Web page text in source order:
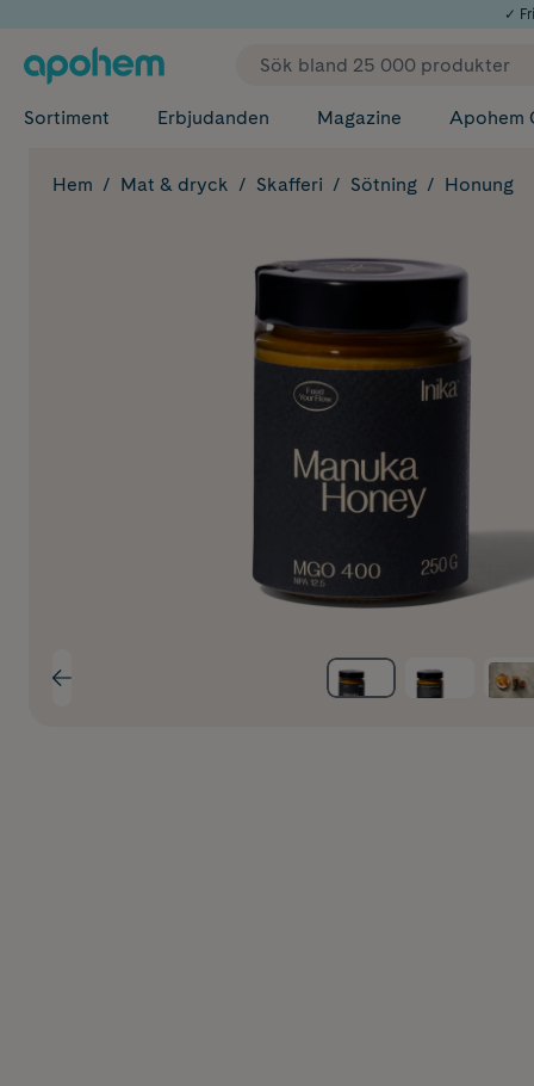
✓
Sortiment Erbjudanden Magazine Apohem
Hem Mat & dryck Skafferi Sötning Honung